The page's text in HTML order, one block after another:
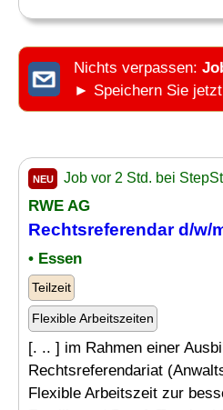
Nichts verpassen:
► Speichern Sie
NEU Job vor 2 Std. bei
RWE AG
Rechtsreferendar d/w/
• Essen
Teilzeit
Flexible Arbeitszeiten
[. .. ] im Rahmen einer
Rechtsreferendariat
Flexible Arbeitszeit zur